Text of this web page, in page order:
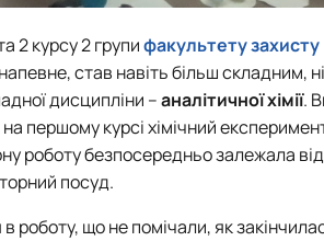
2 курсу 2 групифакультету захисту
став навіть більш
дисципліни –аналітичної хімії.
першому курсі хімічний
роботу безпосередньо залежала від
посуд.
роботу, що не помічали, як